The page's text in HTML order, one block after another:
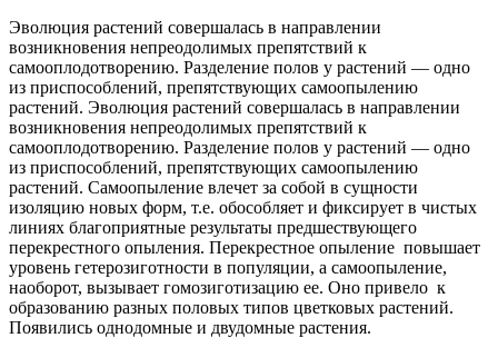
Эволюция растений совершалась в направлении
возникновения непреодолимых препятствий к
самооплодотворению. Разделение полов у растений — одно
из приспособлений, препятствующих самоопылению
растений. Эволюция растений совершалась в направлении
возникновения непреодолимых препятствий к
самооплодотворению. Разделение полов у растений — одно
из приспособлений, препятствующих самоопылению
растений. Самоопыление влечет за собой в сущности
изоляцию новых форм, т.е. обособляет и фиксирует в чистых
линиях благоприятные результаты предшествующего
перекрестного опыления. Перекрестное опыление повышает
уровень гетерозиготности в популяции, а самоопыление,
наоборот, вызывает гомозиготизацию ее. Оно привело к
образованию разных половых типов цветковых растений.
Появились однодомные и двудомные растения.